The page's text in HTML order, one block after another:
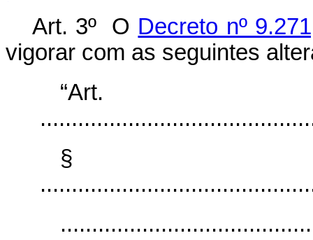
Art. 3º O Decreto nº
vigorar com as seguintes
§